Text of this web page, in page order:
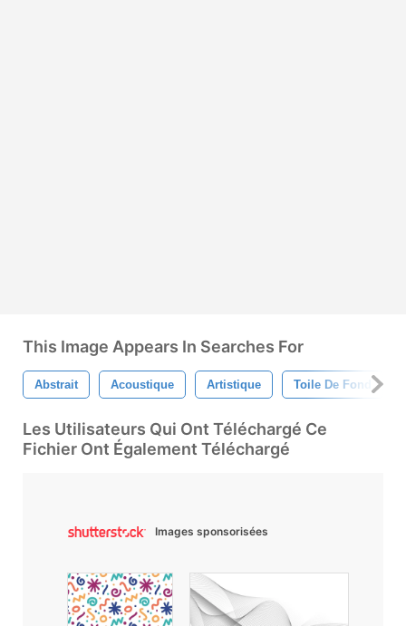
This Image Appears In Searches For
Abstrait Acoustique Artistique Toile De Fond
Les Utilisateurs Qui Ont Téléchargé Ce
Fichier Ont Également Téléchargé
Images sponsorisées